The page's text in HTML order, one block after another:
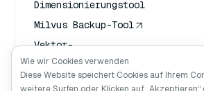
Dimensionierungstool
Milvus Backup-Tool
Vektor-
Transportdienst
(VTS)
Wie wir Cookies verwenden
Diese Website speichert Cookies auf Ihrem